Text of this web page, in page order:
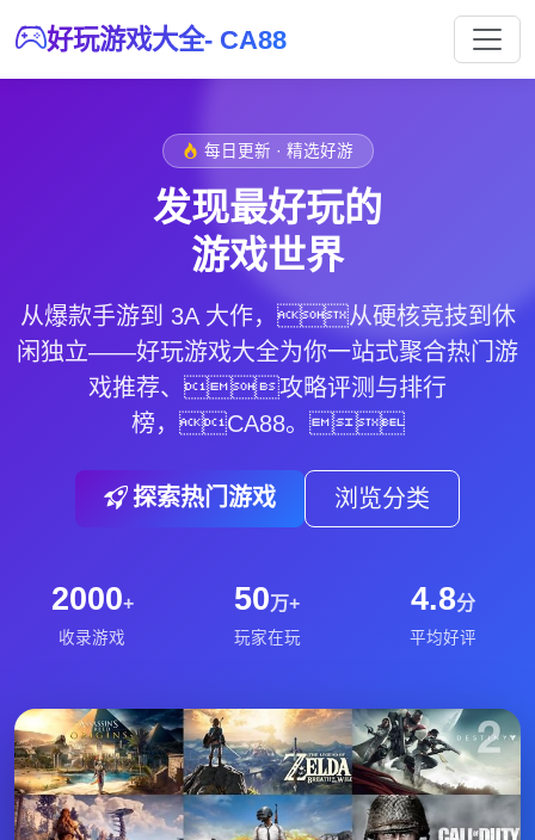
好玩游戏大全- CA88
每日更新 · 精选好游
发现最好玩的
游戏世界
从爆款手游到 3A 大作，从硬核竞技到休
闲独立——好玩游戏大全为你一站式聚合热门游
戏推荐、攻略评测与排行
榜，CA88。
探索热门游戏 浏览分类
2000+
收录游戏
50万+
玩家在玩
4.8分
平均好评